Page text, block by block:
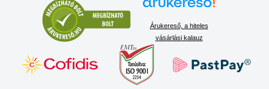
Árukereső, a hiteles
vásárlási kalauz